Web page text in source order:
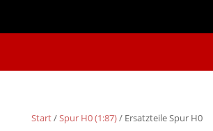
Start/Spur H0 (1:87)/ Ersatzteile Spur H0